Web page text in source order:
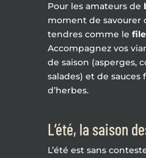
Pour les amateurs de
moment de savourer
tendres comme le
Accompagnez vos
de saison (asperges,
salades) et de sauces
d’herbes.
L’été, la saison
L’été est sans